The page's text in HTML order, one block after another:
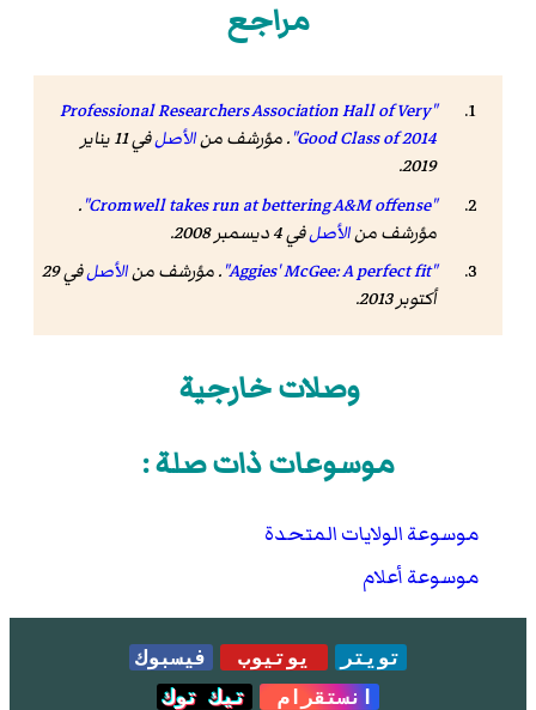
مراجع
"Professional Researchers Association Hall of Very
Good Class of 2014" . مؤرشف منالأصل
في 11 يناير
2019
.
"Cromwell takes run at bettering A&M offense"
.
مؤرشف منالأصلفي 4 ديسمبر 2008.
"Aggies' McGee: A perfect fit"
. مؤرشف منالأصل
في 29
أكتوبر 2013.
وصلات خارجية
موسوعات ذات صلة :
موسوعة الولايات المتحدة
موسوعة أعلام
تويتر يوتيوب
فيسبوك
انستقرام
تيك توك